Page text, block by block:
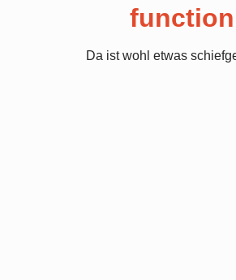
function
Da ist wohl etwas